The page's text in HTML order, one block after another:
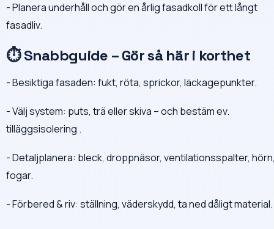
- Planera underhåll och gör en årlig fasadkoll för ett långt
fasadliv.
⏱ Snabbguide – Gör så här i korthet
- Besiktiga fasaden: fukt, röta, sprickor, läckagepunkter.
- Välj system: puts, trä eller skiva – och bestäm ev.
tilläggsisolering .
- Detaljplanera: bleck, droppnäsor, ventilationsspalter,
fogar.
- Förbered & riv: ställning, väderskydd, ta ned dåligt material.